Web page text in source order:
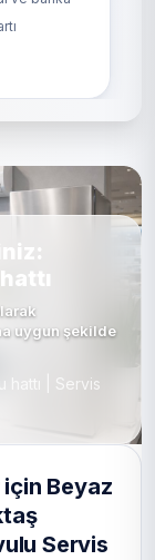
uygun şekilde
hattı | Servis
Beyaz
Servis